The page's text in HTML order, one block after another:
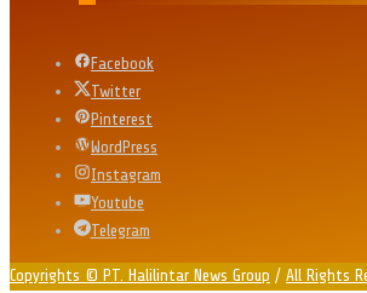
Facebook
Twitter
Pinterest
WordPress
Instagram
Youtube
Telegram
Copyrights © PT. Halilintar News Group / All Rights